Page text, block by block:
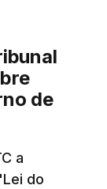
os apoios
a dar
o
de
a
do